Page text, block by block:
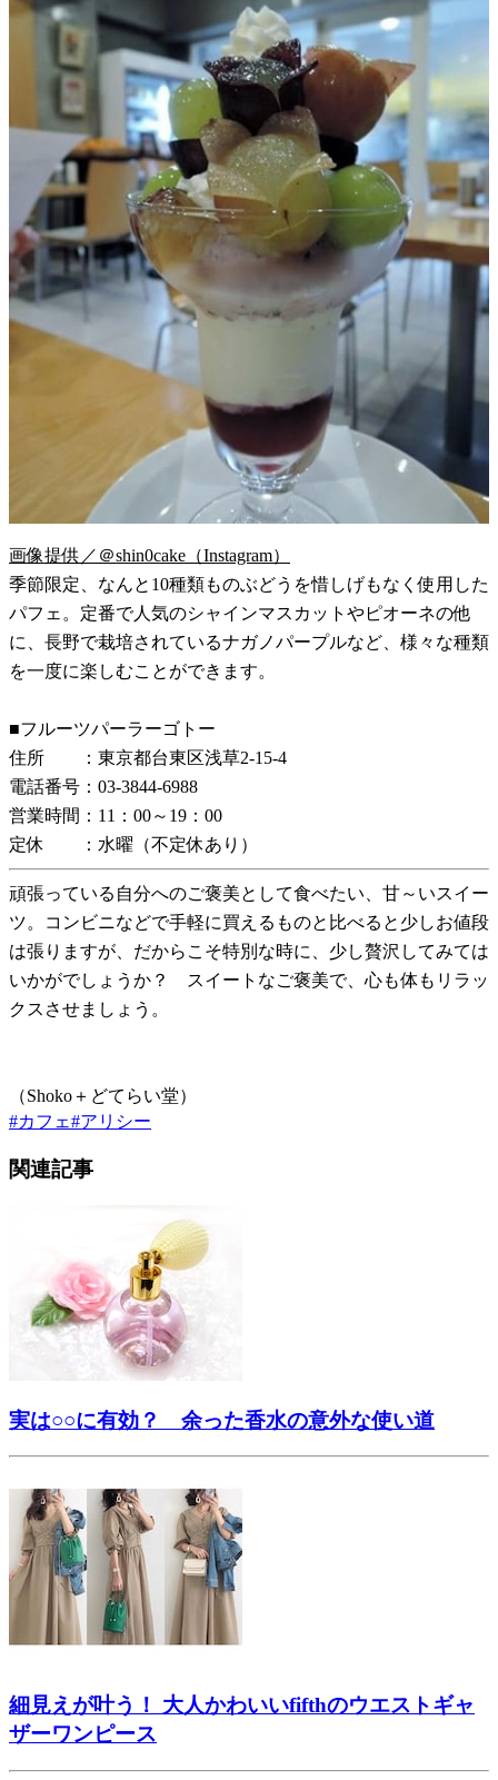
画像提供／＠shin0cake（Instagram）
季節限定、なんと10種類ものぶどうを惜しげもなく使用した
パフェ。定番で人気のシャインマスカットやピオーネの他
に、長野で栽培されているナガノパープルなど、様々な種類
を一度に楽しむことができます。
■フルーツパーラーゴトー
住所 ：東京都台東区浅草2-15-4
電話番号：03-3844-6988
営業時間：11：00～19：00
定休 ：水曜（不定休あり）
頑張っている自分へのご褒美として食べたい、甘～いスイー
ツ。コンビニなどで手軽に買えるものと比べると少しお値段
は張りますが、だからこそ特別な時に、少し贅沢してみては
いかがでしょうか？ スイートなご褒美で、心も体もリラッ
クスさせましょう。
（Shoko＋どてらい堂）
#カフェ#アリシー
関連記事
実は○○に有効？ 余った香水の意外な使い道
細見えが叶う！ 大人かわいいfifthのウエストギャ
ザーワンピース